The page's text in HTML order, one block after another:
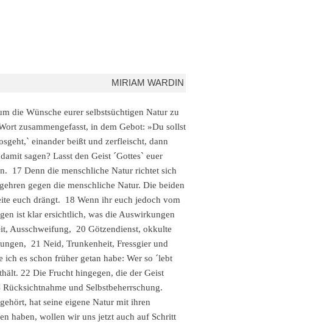
MIRIAM WARDIN
die Wünsche eurer selbstsüchtigen Natur zu
zusammengefasst, in dem Gebot: »Du sollst
einander beißt und zerfleischt, dann
sagen? Lasst den Geist ´Gottes` euer
17 Denn die menschliche Natur richtet sich
gegen die menschliche Natur. Die beiden
euch drängt. 18 Wenn ihr euch jedoch vom
ist klar ersichtlich, was die Auswirkungen
Ausschweifung, 20 Götzendienst, okkulte
21 Neid, Trunkenheit, Fressgier und
es schon früher getan habe: Wer so ´lebt
22 Die Frucht hingegen, die der Geist
und Selbstbeherrschung.
hat seine eigene Natur mit ihren
haben, wollen wir uns jetzt auch auf Schritt